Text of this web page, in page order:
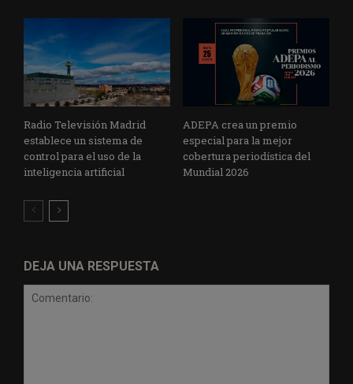
Radio Televisión Madrid
establece un sistema de
control para el uso de la
inteligencia artificial
ADEPA crea un premio
especial para la mejor
cobertura periodística del
Mundial 2026
DEJA UNA RESPUESTA